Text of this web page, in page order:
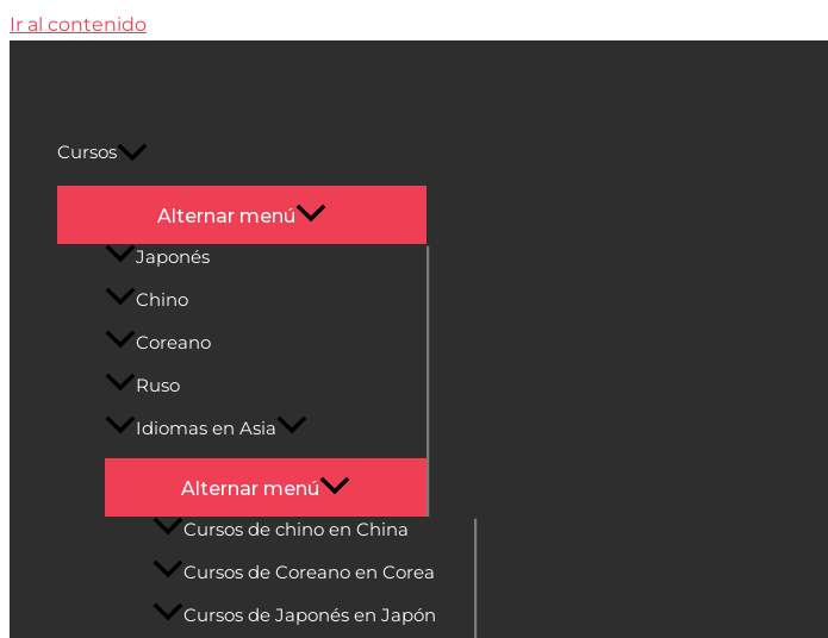
Ir al contenido
Cursos
Alternar menú
Japonés
Chino
Coreano
Ruso
Idiomas en Asia
Alternar menú
Cursos de chino en China
Cursos de Coreano en Corea
Cursos de Japonés en Japón